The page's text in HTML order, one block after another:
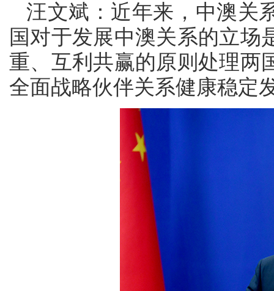
汪文斌：近年来，中澳关
国对于发展中澳关系的立场
重、互利共赢的原则处理两
全面战略伙伴关系健康稳定